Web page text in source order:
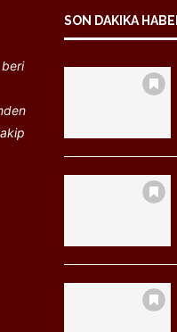
beri
SON DAKIKA